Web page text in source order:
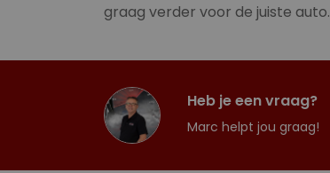
graag verder voor de juiste auto.
Heb je een vraag?
Marc helpt jou graag!